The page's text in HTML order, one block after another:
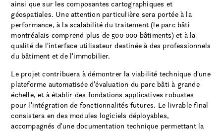
ainsi que sur les composantes cartographiques et
géospatiales. Une attention particulière sera portée à la
performance, à la scalabilité du traitement (le parc bâti
montréalais comprend plus de 500 000 bâtiments) et à la
qualité de l'interface utilisateur destinée à des professionnels
du bâtiment et de l'immobilier.
Le projet contribuera à démontrer la viabilité technique d'une
plateforme automatisée d'évaluation du parc bâti à grande
échelle, et à établir des fondations applicatives robustes
pour l'intégration de fonctionnalités futures. Le livrable final
consistera en des modules logiciels déployables,
accompagnés d'une documentation technique permettant la